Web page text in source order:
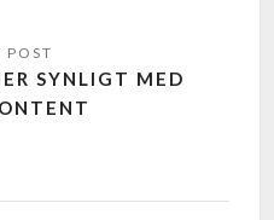
SYNLIGT MED